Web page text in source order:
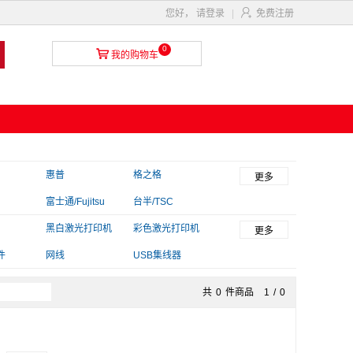
您好， 请登录  免费注册
 我的购物车
0
惠普 格之格
富士通/Fujitsu 台半/TSC
毕亚兹 金印典
更多
黑白激光打印机 彩色激光打印机
网线 USB集线器
更多
共 0 件商品 1 / 0